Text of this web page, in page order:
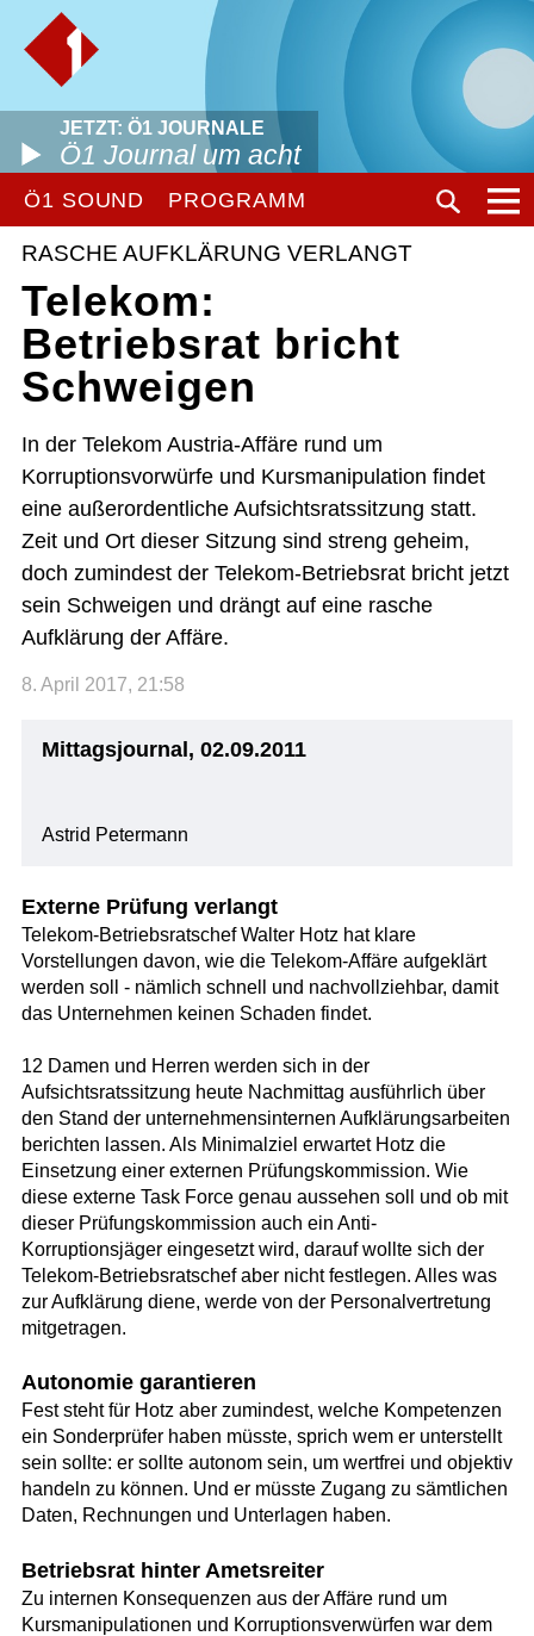
JETZT: Ö1 JOURNALE
Ö1 Journal um acht
Ö1 SOUND PROGRAMM
RASCHE AUFKLÄRUNG VERLANGT
Telekom:
Betriebsrat bricht
Schweigen
In der Telekom Austria-Affäre rund um
Korruptionsvorwürfe und Kursmanipulation findet
eine außerordentliche Aufsichtsratssitzung statt.
Zeit und Ort dieser Sitzung sind streng geheim,
doch zumindest der Telekom-Betriebsrat bricht jetzt
sein Schweigen und drängt auf eine rasche
Aufklärung der Affäre.
8. April 2017, 21:58
Mittagsjournal, 02.09.2011
Astrid Petermann
Externe Prüfung verlangt
Telekom-Betriebsratschef Walter Hotz hat klare
Vorstellungen davon, wie die Telekom-Affäre aufgeklärt
werden soll - nämlich schnell und nachvollziehbar, damit
das Unternehmen keinen Schaden findet.
12 Damen und Herren werden sich in der
Aufsichtsratssitzung heute Nachmittag ausführlich über
den Stand der unternehmensinternen Aufklärungsarbeiten
berichten lassen. Als Minimalziel erwartet Hotz die
Einsetzung einer externen Prüfungskommission. Wie
diese externe Task Force genau aussehen soll und ob mit
dieser Prüfungskommission auch ein Anti-
Korruptionsjäger eingesetzt wird, darauf wollte sich der
Telekom-Betriebsratschef aber nicht festlegen. Alles was
zur Aufklärung diene, werde von der Personalvertretung
mitgetragen.
Autonomie garantieren
Fest steht für Hotz aber zumindest, welche Kompetenzen
ein Sonderprüfer haben müsste, sprich wem er unterstellt
sein sollte: er sollte autonom sein, um wertfrei und objektiv
handeln zu können. Und er müsste Zugang zu sämtlichen
Daten, Rechnungen und Unterlagen haben.
Betriebsrat hinter Ametsreiter
Zu internen Konsequenzen aus der Affäre rund um
Kursmanipulationen und Korruptionsverwürfen war dem